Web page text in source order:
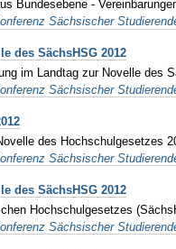
Bundesebene -
Sächsischer
des SächsHSG 2012
im Landtag zur Novelle des
Sächsischer
des Hochschulgesetzes
Sächsischer
des SächsHSG 2012
Hochschulgesetzes
Sächsischer